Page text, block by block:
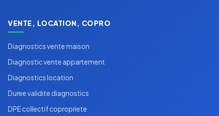
VENTE, LOCATION, COPRO
Diagnostics vente maison
Diagnostic vente appartement
Diagnostics location
Duree validite diagnostics
DPE collectif copropriete